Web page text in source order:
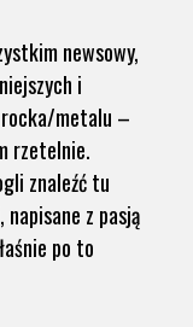
newsowy,
i
metalu –
rzetelnie.
znaleźć tu
z pasją
po to